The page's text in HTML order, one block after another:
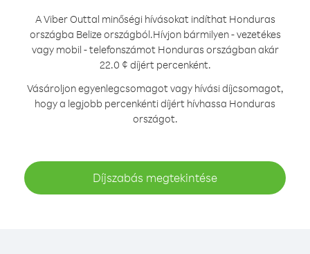
A Viber Outtal minőségi hívásokat indíthat Honduras
országba Belize országból.Hívjon bármilyen - vezetékes
vagy mobil - telefonszámot Honduras országban akár
22.0 ¢ díjért percenként.
Vásároljon egyenlegcsomagot vagy hívási díjcsomagot,
hogy a legjobb percenkénti díjért hívhassa Honduras
országot.
Díjszabás megtekintése